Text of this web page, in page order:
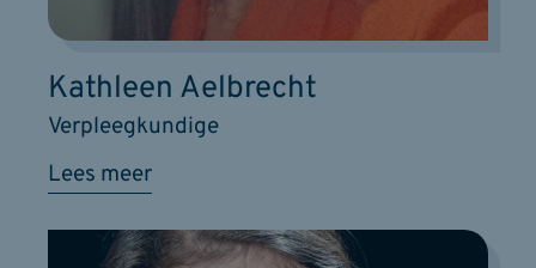
Lees meer
Verpleegkundige
Kathleen Aelbrecht